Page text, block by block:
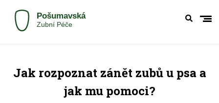
Jak rozpoznat zánět zubů u psa a
jak mu pomoci?